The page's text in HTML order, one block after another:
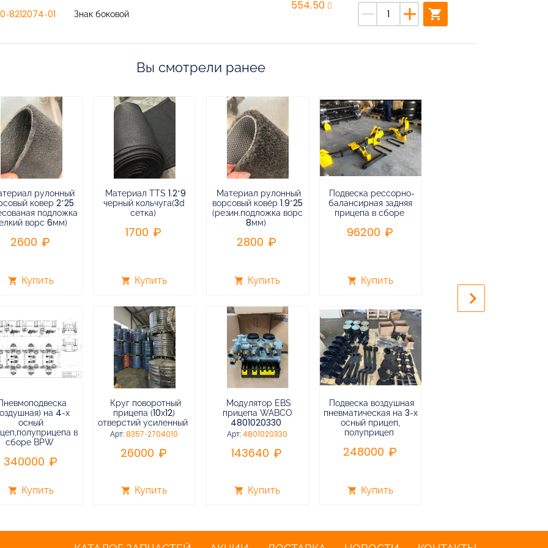
8212074-01 Знак боковой
554,50 remove add shopping_cart
Вы смотрели ранее
рулонный
ковер 2*25
подложка
ворс 6мм)
2600
shopping_cart Купить
на 4-х
осный
в
сборе BPW
340000
shopping_cart Купить
Материал TTS 1.2*9
черный кольчуга(3d
сетка)
1700
shopping_cart Купить
Круг поворотный
прицепа (10х12)
отверстий усиленный
Арт:8357-2704010
26000
shopping_cart Купить
Материал рулонный
ворсовый ковёр 1.9*25
(резин.подложка ворс
8мм)
2800
shopping_cart Купить
Модулятор EBS
прицепа WABCO
4801020330
Арт:4801020330
143640
shopping_cart Купить
Подвеска рессорно-
балансирная задняя
прицепа в сборе
96200
shopping_cart Купить
Подвеска воздушная
пневматическая на 3-х
осный прицеп,
полуприцеп
248000
shopping_cart Купить
keyboard_arrow_right